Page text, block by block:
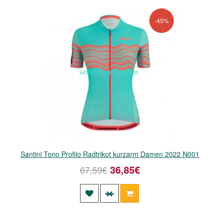
-45%
Santini Tono Profilo Radtrikot kurzarm Damen 2022 N001
67,59€ 36,85€